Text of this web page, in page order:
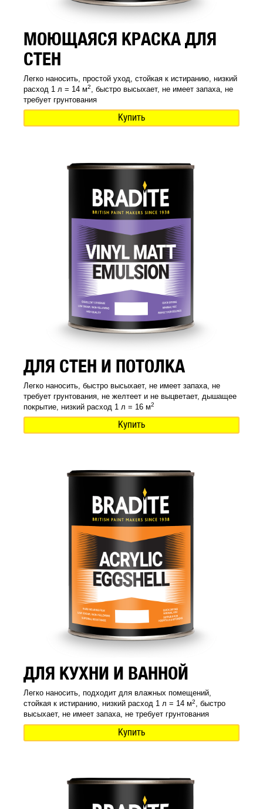
МОЮЩАЯСЯ КРАСКА ДЛЯ
СТЕН
Легко наносить, простой уход, стойкая к истиранию, низкий
расход 1 л = 14 м2
, быстро высыхает, не имеет запаха, не
требует грунтования
Купить
ДЛЯ СТЕН И ПОТОЛКА
Легко наносить, быстро высыхает, не имеет запаха, не
требует грунтования, не желтеет и не выцветает, дышащее
покрытие, низкий расход 1 л = 16 м2
Купить
ДЛЯ КУХНИ И ВАННОЙ
Легко наносить, подходит для влажных помещений,
стойкая к истиранию, низкий расход 1 л = 14 м2, быстро
высыхает, не имеет запаха, не требует грунтования
Купить